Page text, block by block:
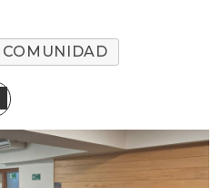
COMUNIDAD